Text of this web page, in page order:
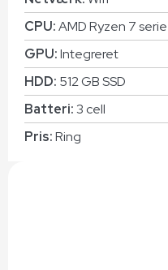
CPU:AMD Ryzen 7 serie
GPU:Integreret
HDD: 512 GB SSD
Batteri:3 cell
Pris:Ring